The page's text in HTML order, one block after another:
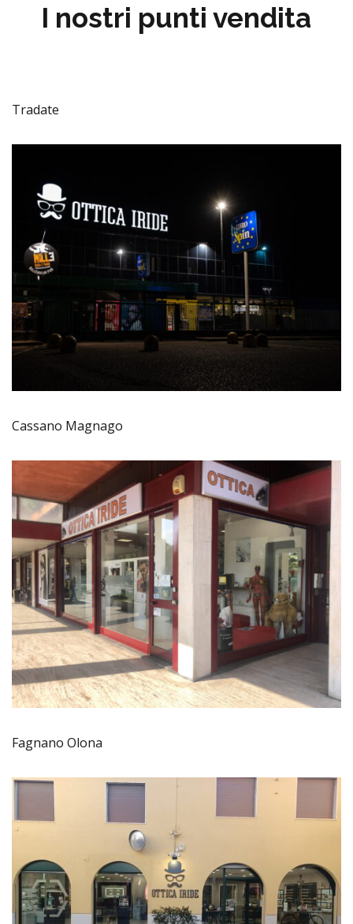
I nostri punti vendita
Tradate
Cassano Magnago
Fagnano Olona